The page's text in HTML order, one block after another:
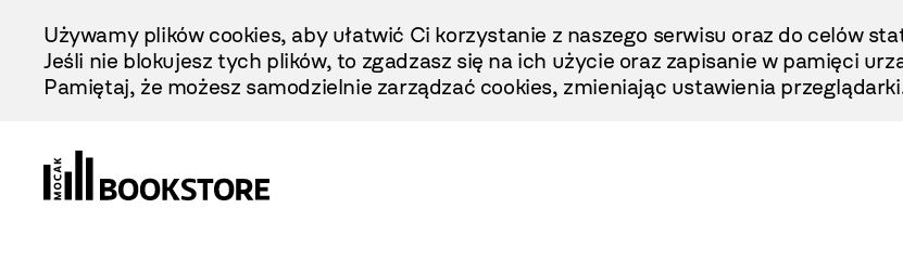
Treści
Używamy plików cookies, aby ułatwić Ci korzystanie z naszego serwisu oraz do celów
Jeśli nie blokujesz tych plików, to zgadzasz się na ich użycie oraz zapisanie w pamięci
Pamiętaj, że możesz samodzielnie zarządzać cookies, zmieniając ustawienia